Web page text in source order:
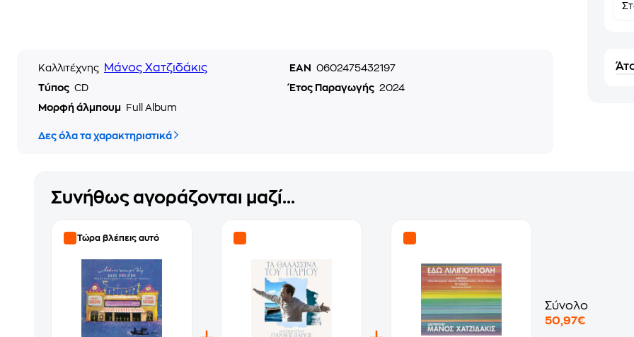
Καλλιτέχνης Μάνος Χατζιδάκις EAN
0602475432197
Τύπος CD Έτος Παραγωγής 2024
Μορφή άλμπουμ
Full Album
Δες όλα τα χαρακτηριστικά
Συνήθως αγοράζονται μαζί...
Τώρα βλέπεις αυτό
Σύνολο
50,97€